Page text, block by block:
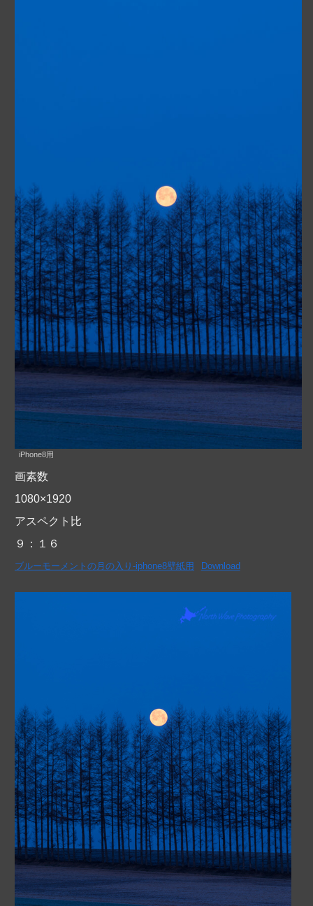
iPhone8用
画素数
1080×1920
アスペクト比
９：１６
ブルーモーメントの月の入り-iphone8壁紙用 Download